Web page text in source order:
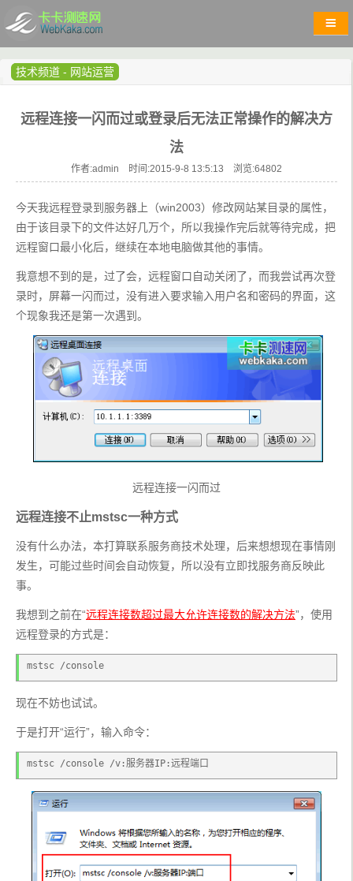
技术频道 - 网站运营
远程连接一闪而过或登录后无法正常操作的解决方
法
作者:admin 时间:2015-9-8 13:5:13 浏览:64802
今天我远程登录到服务器上（win2003）修改网站某目录的属性，
由于该目录下的文件达好几万个，所以我操作完后就等待完成，把
远程窗口最小化后，继续在本地电脑做其他的事情。
我意想不到的是，过了会，远程窗口自动关闭了，而我尝试再次登
录时，屏幕一闪而过，没有进入要求输入用户名和密码的界面，这
个现象我还是第一次遇到。
远程连接一闪而过
远程连接不止mstsc一种方式
没有什么办法，本打算联系服务商技术处理，后来想想现在事情刚
发生，可能过些时间会自动恢复，所以没有立即找服务商反映此
事。
我想到之前在“远程连接数超过最大允许连接数的解决方法”，使用
远程登录的方式是：
mstsc /console
现在不妨也试试。
于是打开“运行”，输入命令：
mstsc /console /v:服务器IP:远程端口